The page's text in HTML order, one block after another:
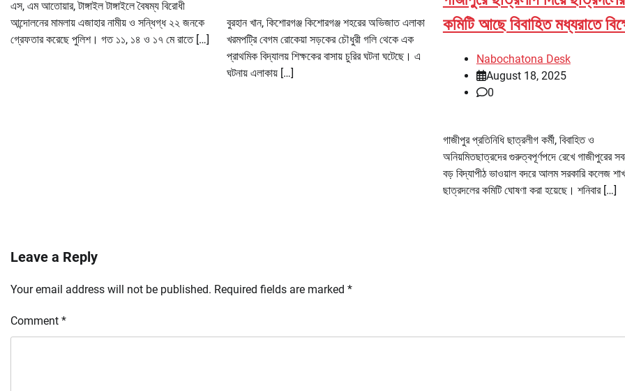
এস, এম আতোয়ার, টাঙ্গাইল টাঙ্গাইলে বৈষম্য বিরোধী
আন্দোলনের মামলায় এজাহার নামীয় ও সন্ধিগ্ধ ২২ জনকে
গ্রেফতার করেছে পুলিশ। গত ১১, ১৪ ও ১৭ মে রাতে […]
বুরহান খান, কিশোরগঞ্জ কিশোরগঞ্জ শহরের অভিজাত এলাকা
খরমপট্রি বেগম রোকেয়া সড়কের চৌধুরী গলি থেকে এক
প্রাথমিক বিদ্যালয় শিক্ষকের বাসায় চুরির ঘটনা ঘটেছে। এ
ঘটনায় এলাকায় […]
কমিটি আছে বিবাহিত মধ্যরাতে
Nabochatona Desk
August 18, 2025
0
গাজীপুর প্রতিনিধি ছাত্রলীগ কর্মী, বিবাহিত ও
অনিয়মিতছাত্রদের গুরুত্বপূর্ণপদে রেখে গাজীপুরের
বড় বিদ্যাপীঠ ভাওয়াল বদরে আলম সরকারি কলেজ
ছাত্রদলের কমিটি ঘোষণা করা হয়েছে। শনিবার […]
Leave a Reply
Your email address will not be published. Required fields are marked *
Comment *